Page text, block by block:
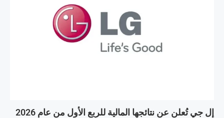
إل جي تُعلن عن نتائجها المالية للربع الأول من عام 2026